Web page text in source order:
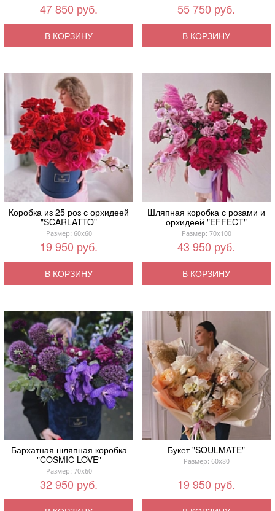
47 850 руб.
В КОРЗИНУ
55 750 руб.
В КОРЗИНУ
Коробка из 25 роз с орхидеей
"SCARLATTO"
Размер: 60x60
19 950 руб.
В КОРЗИНУ
Шляпная коробка с розами и
орхидеей "EFFECT"
Размер: 70x100
43 950 руб.
В КОРЗИНУ
Бархатная шляпная коробка
"COSMIC LOVE"
Размер: 70x60
32 950 руб.
Букет "SOULMATE"
Размер: 60x80
19 950 руб.